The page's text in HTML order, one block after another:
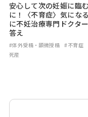
安心して次の妊娠に臨
に！〈不育症〉気にな
に不妊治療専門ドクタ
答え
#体外受精・顕微授精 #不育症
死産